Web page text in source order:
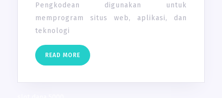
DIGUNAKAN
Pengkodean digunakan untuk
memprogram situs web, aplikasi, dan
teknologi
READ MORE READ
MORE